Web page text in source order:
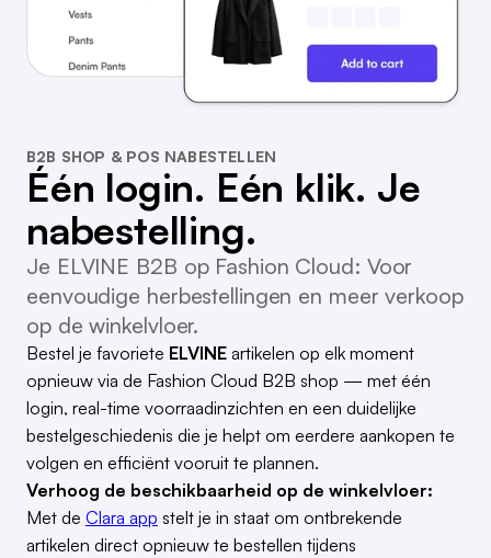
B2B SHOP & POS NABESTELLEN
Één login. Eén klik. Je
nabestelling.
Je ELVINE B2B op Fashion Cloud: Voor
eenvoudige herbestellingen en meer verkoop
op de winkelvloer.
Bestel je favoriete ELVINE artikelen op elk moment
opnieuw via de Fashion Cloud B2B shop — met één
login, real-time voorraadinzichten en een duidelijke
bestelgeschiedenis die je helpt om eerdere aankopen te
volgen en efficiënt vooruit te plannen.
Verhoog de beschikbaarheid op de winkelvloer:
Met de Clara app stelt je in staat om ontbrekende
artikelen direct opnieuw te bestellen tijdens